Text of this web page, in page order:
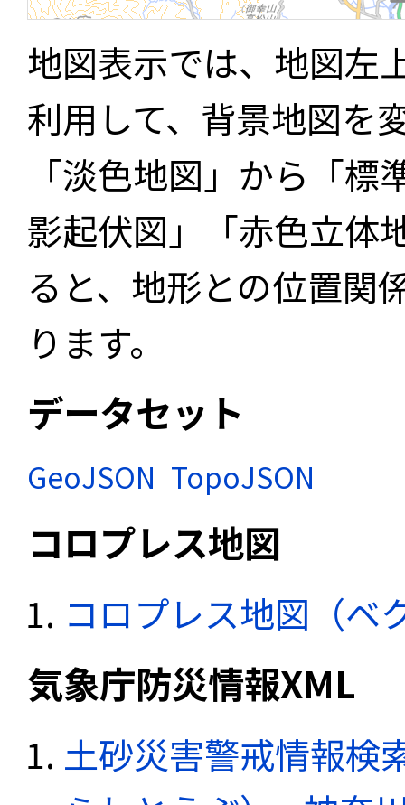
地図表示では、地図左
利用して、背景地図を
「淡色地図」から「
影起伏図」「赤色立体
ると、地形との位置関
ります。
データセット
GeoJSON TopoJSON
コロプレス地図
コロプレス地図（ベ
気象庁防災情報XML
土砂災害警戒情報検